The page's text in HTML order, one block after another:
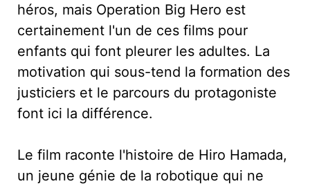
héros, mais Operation Big Hero est
certainement l'un de ces films pour
enfants qui font pleurer les adultes. La
motivation qui sous-tend la formation des
justiciers et le parcours du protagoniste
font ici la différence.
Le film raconte l'histoire de Hiro Hamada,
un jeune génie de la robotique qui ne